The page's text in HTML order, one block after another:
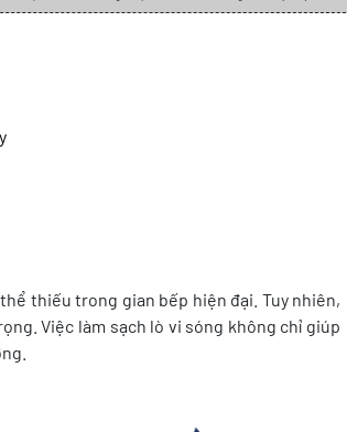
thiếu trong gian bếp hiện đại. Tuy nhiên,
Việc làm sạch lò vi sóng không chỉ giúp